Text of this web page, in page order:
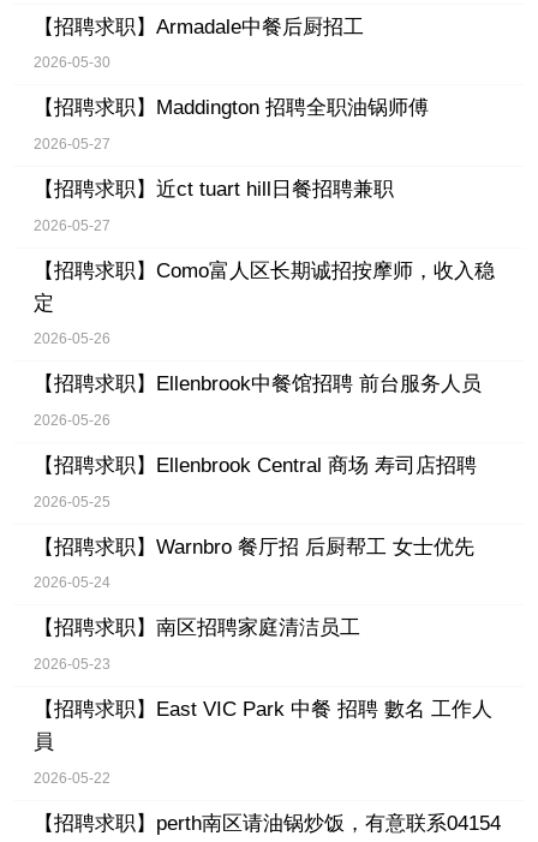
【招聘求职】 Armadale中餐后厨招工
2026-05-30
【招聘求职】 Maddington 招聘全职油锅师傅
2026-05-27
【招聘求职】 近ct tuart hill日餐招聘兼职
2026-05-27
【招聘求职】 Como富人区长期诚招按摩师，收入稳
定
2026-05-26
【招聘求职】 Ellenbrook中餐馆招聘 前台服务人员
2026-05-26
【招聘求职】 Ellenbrook Central 商场 寿司店招聘
2026-05-25
【招聘求职】 Warnbro 餐厅招 后厨帮工 女士优先
2026-05-24
【招聘求职】 南区招聘家庭清洁员工
2026-05-23
【招聘求职】 East VIC Park 中餐 招聘 數名 工作人
員
2026-05-22
【招聘求职】 perth南区请油锅炒饭，有意联系04154